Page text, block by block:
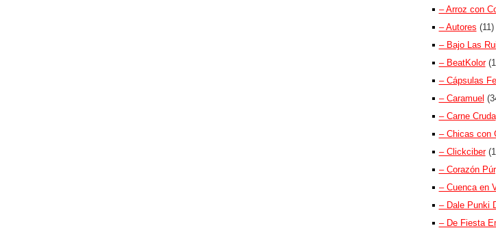
– Arroz con
– Autores (11)
– Bajo Las
– BeatKolor
– Cápsulas
– Caramuel
– Carne Cruda
– Chicas con
– Clickciber
– Corazón
– Cuenca en
– Dale Punki
– De Fiesta